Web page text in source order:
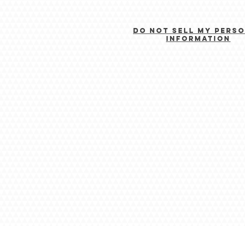
Do Not Sell My
Information